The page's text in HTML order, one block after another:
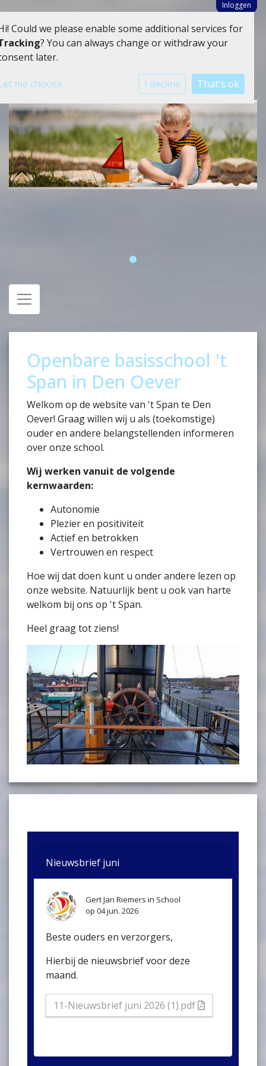
Inloggen
Toggle navigation
Openbare basisschool 't
Span in Den Oever
Welkom op de website van 't Span te Den
Oever! Graag willen wij u als (toekomstige)
ouder en andere belangstellenden informeren
over onze school.
Wij werken vanuit de volgende
kernwaarden:
Autonomie
Plezier en positiviteit
Actief en betrokken
Vertrouwen en respect
Hoe wij dat doen kunt u onder andere lezen op
onze website. Natuurlijk bent u ook van harte
welkom bij ons op 't Span.
Heel graag tot ziens!
Nieuwsbrief juni
Gert Jan Riemers in School
op 04 jun. 2026
Beste ouders en verzorgers,
Hierbij de nieuwsbrief voor deze
maand.
11-Nieuwsbrief juni 2026 (1).pdf
Could we please enable some additional services for
? You can always change or withdraw your
later.
me choose I decline That's ok